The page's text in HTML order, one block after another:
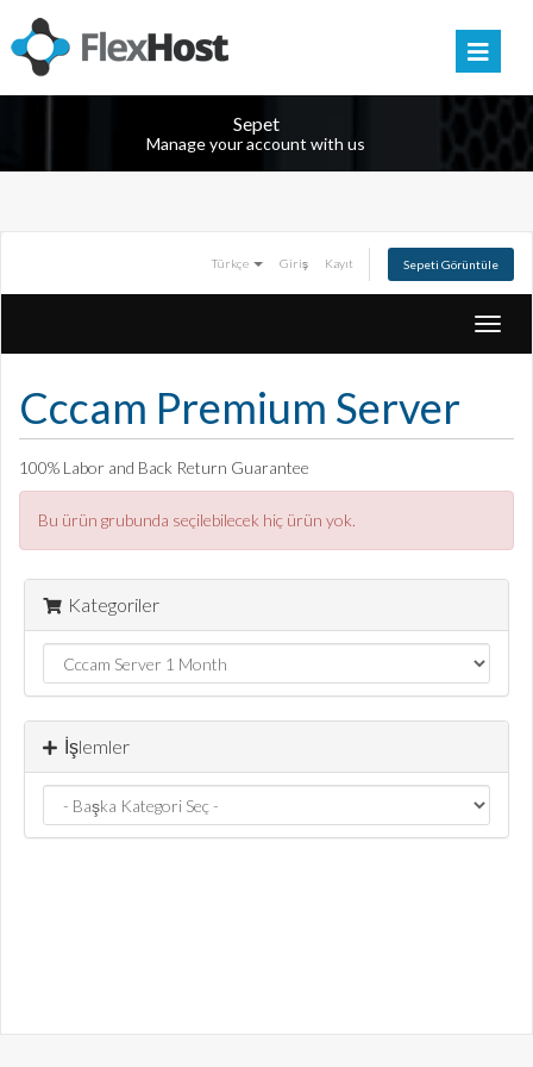
Sepet
Manage your account with us
Türkçe Giriş Kayıt Sepeti Görüntüle
Cccam Premium Server
100% Labor and Back Return Guarantee
Bu ürün grubunda seçilebilecek hiç ürün yok.
Kategoriler
İşlemler